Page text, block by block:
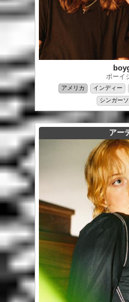
ボーイ
アメリカ インディー
シンガー
アー